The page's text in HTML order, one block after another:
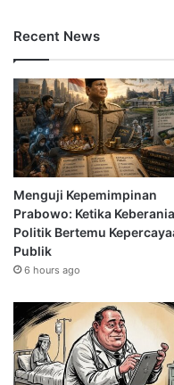
Recent News
Menguji Kepemimpinan
Prabowo: Ketika
Politik Bertemu
Publik
6 hours ago